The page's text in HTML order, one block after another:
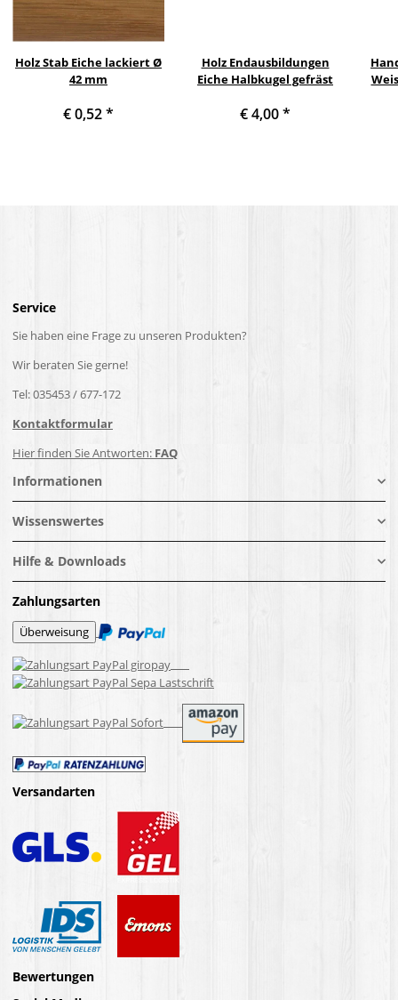
Holz Stab Eiche lackiert Ø
42 mm
€ 0,52*
Holz Endausbildungen
Eiche Halbkugel gefräst
€ 4,00*
Service
Sie haben eine Frage zu unseren Produkten?
Wir beraten Sie gerne!
Tel: 035453 / 677-172
Kontaktformular
Hier finden Sie Antworten: FAQ
Informationen
Wissenswertes
Hilfe & Downloads
Zahlungsarten
Versandarten
Bewertungen